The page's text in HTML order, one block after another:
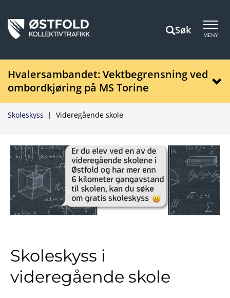
Søk MENY
Hvalersambandet: Vektbegrensning ved
ombordkjøring på MS Torine
Videregående skole
|
Skoleskyss
Skoleskyss i
videregående skole